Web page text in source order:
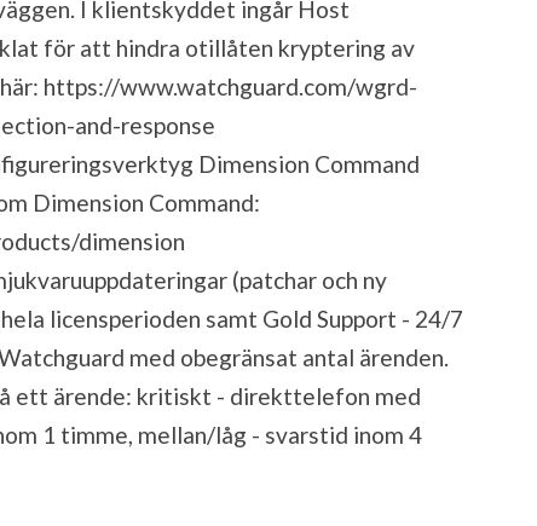
I klientskyddet ingår Host
för att hindra otillåten kryptering av
https://www.watchguard.com/wgrd-
and-response
Dimension Command
Dimension Command:
dimension
(patchar och ny
licensperioden samt Gold Support - 24/7
med obegränsat antal ärenden.
ett ärende: kritiskt - direkttelefon med
1 timme, mellan/låg - svarstid inom 4